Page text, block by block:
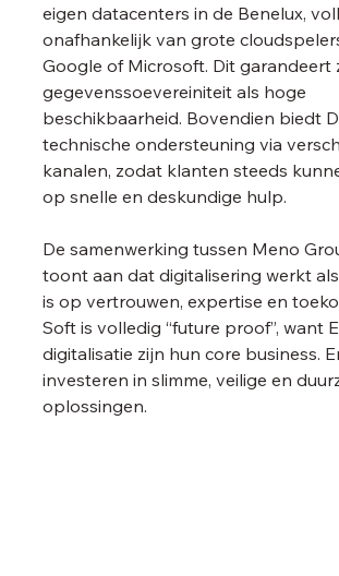
eigen datacenters in de Benelux,
onafhankelijk van grote
Google of Microsoft. Dit garandeert
gegevenssoevereiniteit als hoge
beschikbaarheid. Bovendien biedt
technische ondersteuning via
kanalen, zodat klanten steeds
op snelle en deskundige hulp.
De samenwerking tussen Meno
toont aan dat digitalisering werkt
is op vertrouwen, expertise en
Soft is volledig “future proof”, want
digitalisatie zijn hun core business.
investeren in slimme, veilige en
oplossingen.